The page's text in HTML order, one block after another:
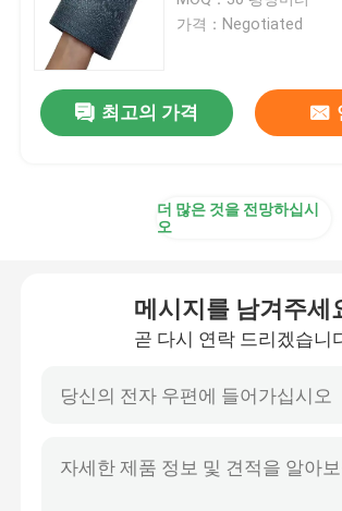
연기난 베니어판
엔지니어드 우드 베니어판
옹이 목재 베니어
목제 모서리접합
하드우드 베니어판 합판
가격：Negotiated
최고의 가격
더 많은 것을 전망하십시
오
메시지를 남겨주세
곧 다시 연락 드리겠습니